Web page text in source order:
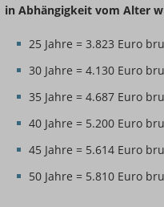
in Abhängigkeit vom Alter
25 Jahre = 3.823 Euro
30 Jahre = 4.130 Euro
35 Jahre = 4.687 Euro
40 Jahre = 5.200 Euro
45 Jahre = 5.614 Euro
50 Jahre = 5.810 Euro